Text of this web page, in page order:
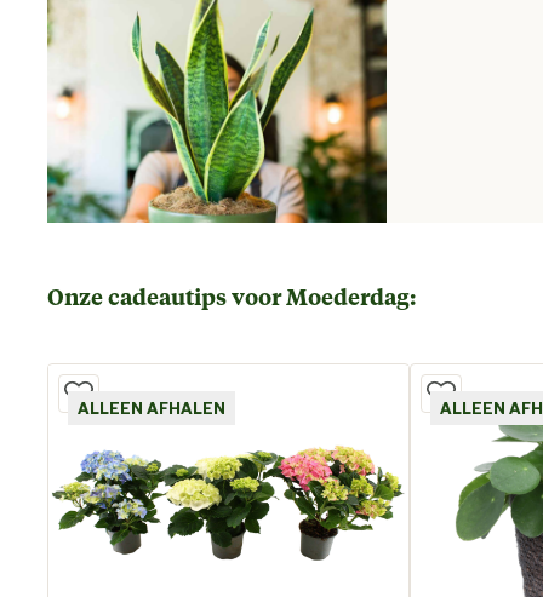
Onze cadeautips voor Moederdag:
ALLEEN AFHALEN ALLEEN